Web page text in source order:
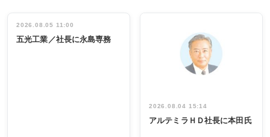
インタビュ
ー／社内ア
祝う 業界関
係者ら220人
出席
2026.08.05 11:00
五光工業／社長に永島専務
2026.08.04 15:14
アルテミラＨＤ社長に本田氏